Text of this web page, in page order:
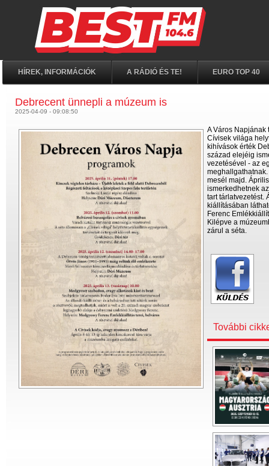
HÍREK, INFORMÁCIÓK A RÁDIÓ ÉS TE! EURO TOP 40
Debrecent ünnepli a múzeum is
2025-04-09 - 09:08:50
A Város Napjának
Cívisek világa
kihívások érték
század elejéig
vezetésével - az
mesél majd.
ismerkedhetnek
tart tárlatvezetést.
kiállításában
Ferenc
Kilépve a
zárul a séta.
További